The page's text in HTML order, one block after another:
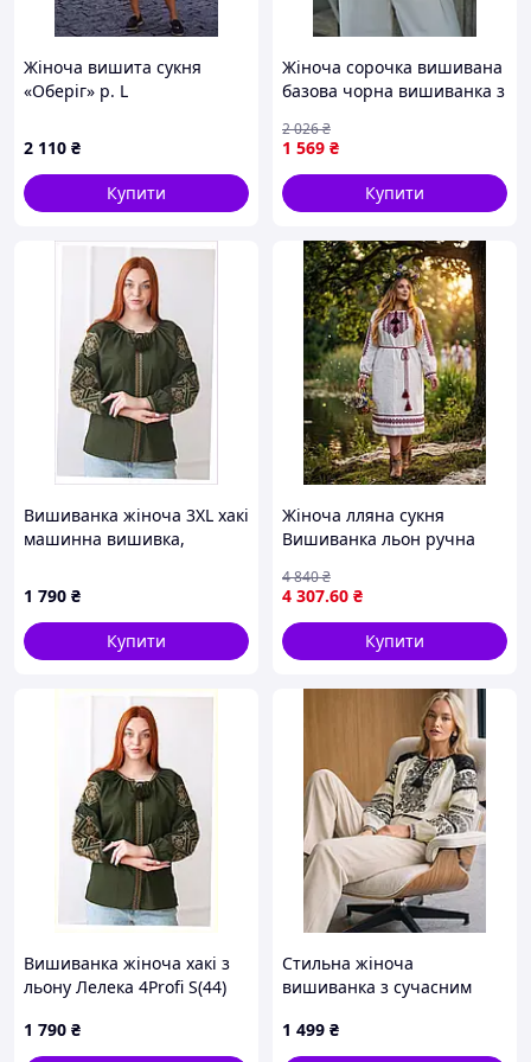
Жіноча вишита сукня
«Оберіг» р. L
2 110 ₴
Купити
Жіноча сорочка вишивана
базова чорна вишиванка з
червоною калиною базова
DBUY
1 569 ₴
2 026₴
Купити
Вишиванка жіноча 3XL хакі
машинна вишивка,
1 790 ₴
Купити
Жіноча лляна сукня
Вишиванка льон ручна
46 48 50 52 54 50
4 307.60 ₴
4 840₴
Купити
Вишиванка жіноча хакі з
льону Лелека 4Profi S(44)
1 790 ₴
Стильна жіноча
вишиванка з сучасним
1 499 ₴